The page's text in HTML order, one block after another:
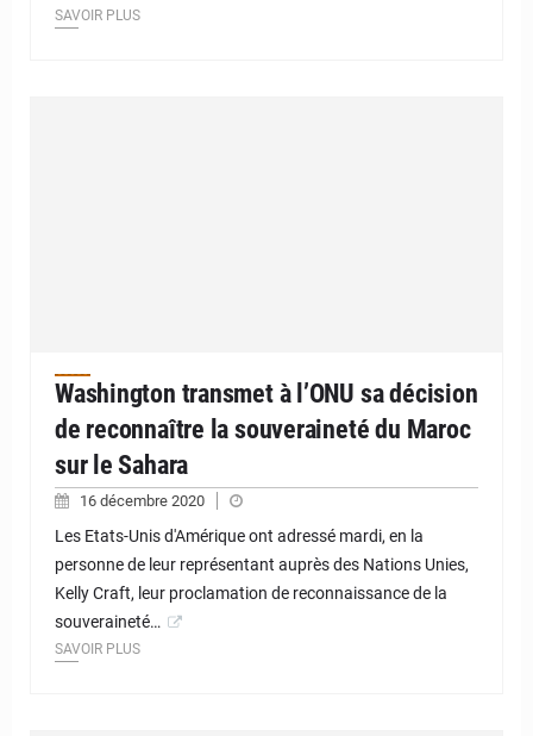
SAVOIR PLUS
Washington transmet à l’ONU sa décision
de reconnaître la souveraineté du Maroc
sur le Sahara
16 décembre 2020
Les Etats-Unis d'Amérique ont adressé mardi, en la
personne de leur représentant auprès des Nations Unies,
Kelly Craft, leur proclamation de reconnaissance de la
souveraineté…
SAVOIR PLUS